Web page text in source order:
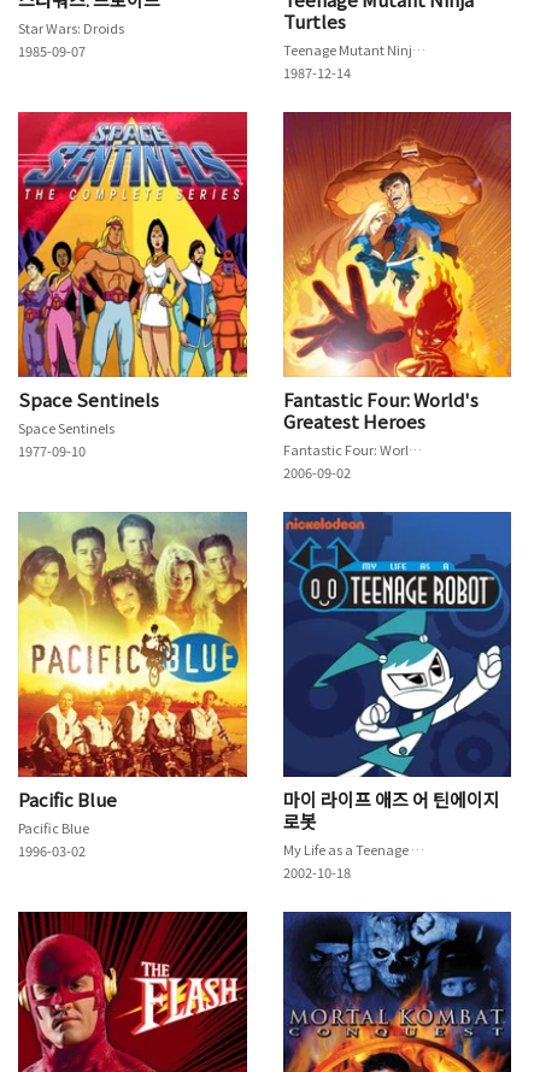
Star Wars: Droids
1985-09-07
Turtles
Teenage Mutant Ninja Turtles
1987-12-14
Space Sentinels
Space Sentinels
1977-09-10
Fantastic Four: World's
Greatest Heroes
Fantastic Four: World's Greatest Heroes
2006-09-02
Pacific Blue
Pacific Blue
1996-03-02
마이 라이프 애즈 어 틴에이지
로봇
My Life as a Teenage Robot
2002-10-18